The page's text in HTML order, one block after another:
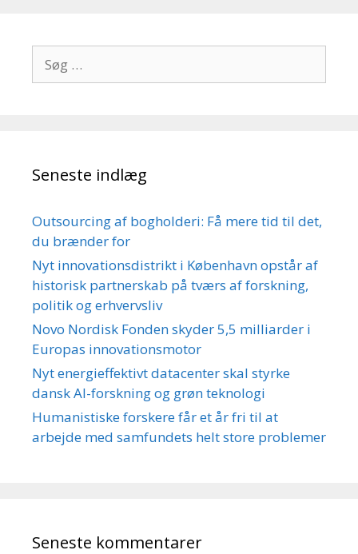
efter:
Seneste indlæg
Outsourcing af bogholderi: Få mere tid til det,
du brænder for
Nyt innovationsdistrikt i København opstår af
historisk partnerskab på tværs af forskning,
politik og erhvervsliv
Novo Nordisk Fonden skyder 5,5 milliarder i
Europas innovationsmotor
Nyt energieffektivt datacenter skal styrke
dansk AI-forskning og grøn teknologi
Humanistiske forskere får et år fri til at
arbejde med samfundets helt store problemer
Seneste kommentarer